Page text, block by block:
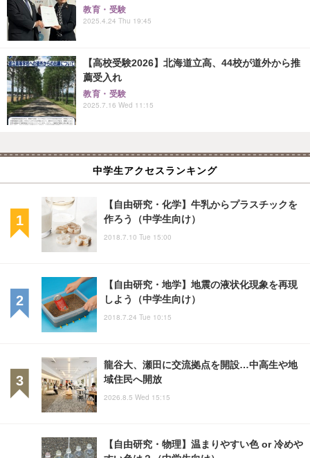
教育・受験
2025.4.24 Thu 19:45
【高校受験2026】北海道立高、44校が道外から推
薦受入れ
教育・受験
2025.7.16 Wed 11:15
中学生アクセスランキング
【自由研究・化学】牛乳からプラスチックを
作ろう（中学生向け）
2018.7.10 Tue 15:00
【自由研究・地学】地震の液状化現象を再現
しよう（中学生向け）
2018.7.24 Tue 10:15
龍谷大、瀬田に交流拠点を開設…中高生や地
域住民へ開放
2026.8.5 Wed 15:15
【自由研究・物理】温まりやすい色 or 冷めや